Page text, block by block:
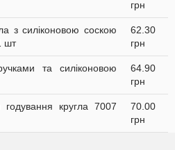
грн
з силіконовою соскою
шт
62.30
грн
та силіконовою
64.90
грн
кругла 7007
70.00
грн